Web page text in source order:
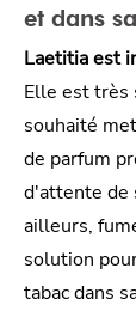
et dans
Laetitia est
Elle est très
souhaité
de parfum
d'attente de
ailleurs,
solution
tabac dans